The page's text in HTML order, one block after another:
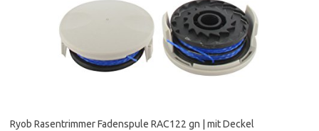
Ryob Rasentrimmer Fadenspule RAC122 gn | mit Deckel